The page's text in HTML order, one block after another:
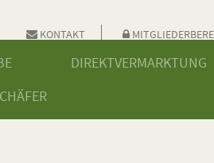
KONTAKT
DIREKTVERMARKTUNG